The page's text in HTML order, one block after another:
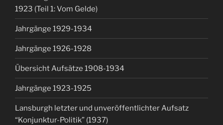
1923 (Teil 1: Vom Gelde)
Jahrgänge 1929-1934
Jahrgänge 1926-1928
Übersicht Aufsätze 1908-1934
Jahrgänge 1923-1925
Lansburgh letzter und unveröffentlichter Aufsatz
“Konjunktur-Politik” (1937)